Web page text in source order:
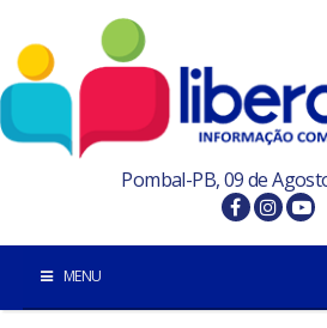
Pombal-PB, 09 de
MENU